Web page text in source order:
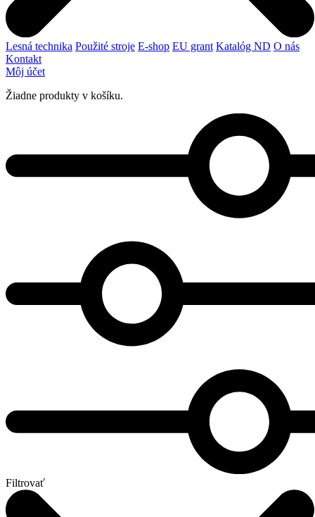
Lesná technika Použité stroje E-shop EU grant Katalóg ND O nás
Kontakt
Môj účet
Žiadne produkty v košíku.
Filtrovať